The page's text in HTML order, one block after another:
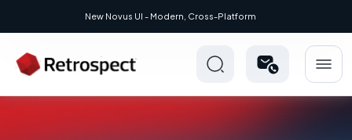
- Modern, Cross-Platform